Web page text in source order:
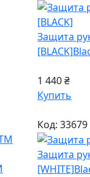
Защита
[BLACK]
1 440 ₴
Купить
Код: 33679
Защита
[WHITE]